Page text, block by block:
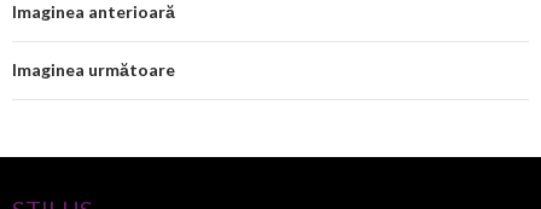
Imaginea anterioară
Imaginea următoare